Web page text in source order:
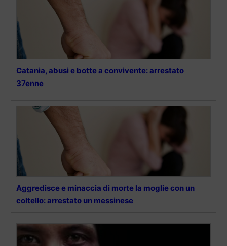
Catania, abusi e botte a convivente: arrestato
37enne
Aggredisce e minaccia di morte la moglie con un
coltello: arrestato un messinese